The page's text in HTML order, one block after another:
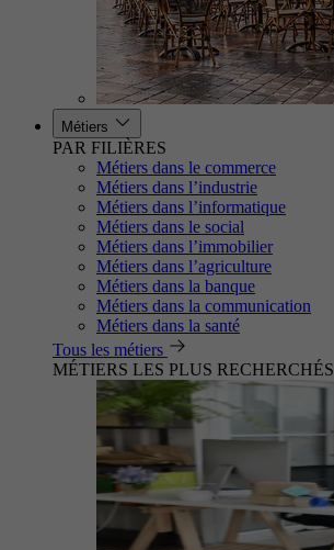
Métiers
PAR FILIÈRES
Métiers dans le commerce
Métiers dans l’industrie
Métiers dans l’informatique
Métiers dans le social
Métiers dans l’immobilier
Métiers dans l’agriculture
Métiers dans la banque
Métiers dans la communication
Métiers dans la santé
Tous les métiers
MÉTIERS LES PLUS RECHERCHÉS